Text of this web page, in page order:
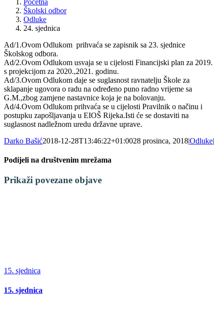
Školski odbor
Odluke
24. sjednica
Ad/1.Ovom Odlukom prihvaća se zapisnik sa 23. sjednice
Školskog odbora.
Ad/2.Ovom Odlukom usvaja se u cijelosti Financijski plan za 2019.
s projekcijom za 2020.,2021. godinu.
Ad/3.Ovom Odlukom daje se suglasnost ravnatelju Škole za
sklapanje ugovora o radu na određeno puno radno vrijeme sa
G.M.,zbog zamjene nastavnice koja je na bolovanju.
Ad/4.Ovom Odlukom prihvaća se u cijelosti Pravilnik o načinu i
postupku zapošljavanja u EIOŠ Rijeka.Isti će se dostaviti na
suglasnost nadležnom uredu državne uprave.
Darko Bašić2018-12-28T13:46:22+01:0028 prosinca, 2018|Odluke|
Podijeli na društvenim mrežama
Facebook
X
LinkedIn
WhatsApp
Tumblr
Pinterest
Email:
Prikaži povezane objave
15. sjednica
15. sjednica